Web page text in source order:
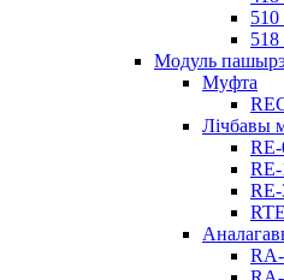
510
518
Модуль
Муфта
Лічбавы